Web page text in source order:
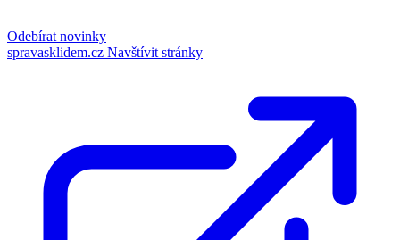
Odebírat novinky
spravasklidem.cz Navštívit stránky